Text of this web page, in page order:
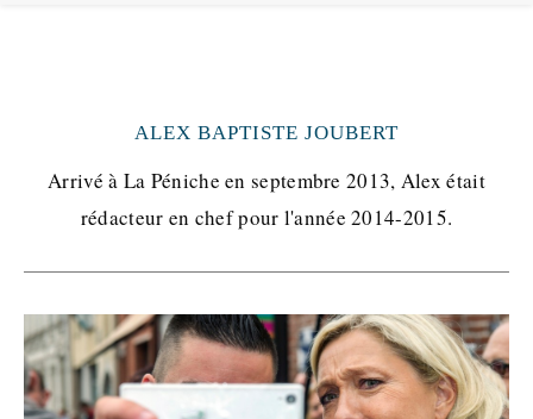
ALEX BAPTISTE JOUBERT
Arrivé à La Péniche en septembre 2013, Alex était
rédacteur en chef pour l'année 2014-2015.